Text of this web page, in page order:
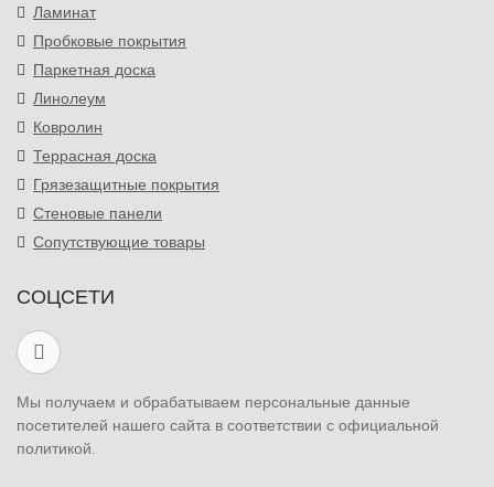
Ламинат
Пробковые покрытия
Паркетная доска
Линолеум
Ковролин
Террасная доска
Грязезащитные покрытия
Стеновые панели
Сопутствующие товары
СОЦСЕТИ
Мы получаем и обрабатываем персональные данные
посетителей нашего сайта в соответствии с официальной
политикой.